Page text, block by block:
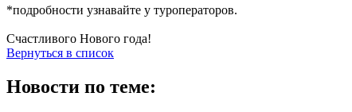
*подробности узнавайте у туроператоров.
Счастливого Нового года!
Вернуться в список
Новости по теме: